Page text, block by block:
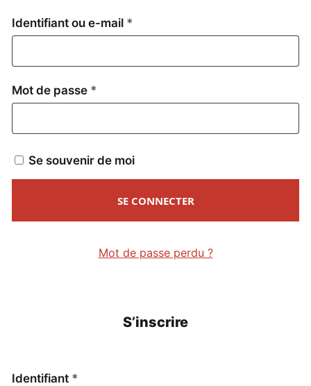
Identifiant ou e-mail *
Mot de passe *
Se souvenir de moi
SE CONNECTER
Mot de passe perdu ?
S’inscrire
Identifiant *